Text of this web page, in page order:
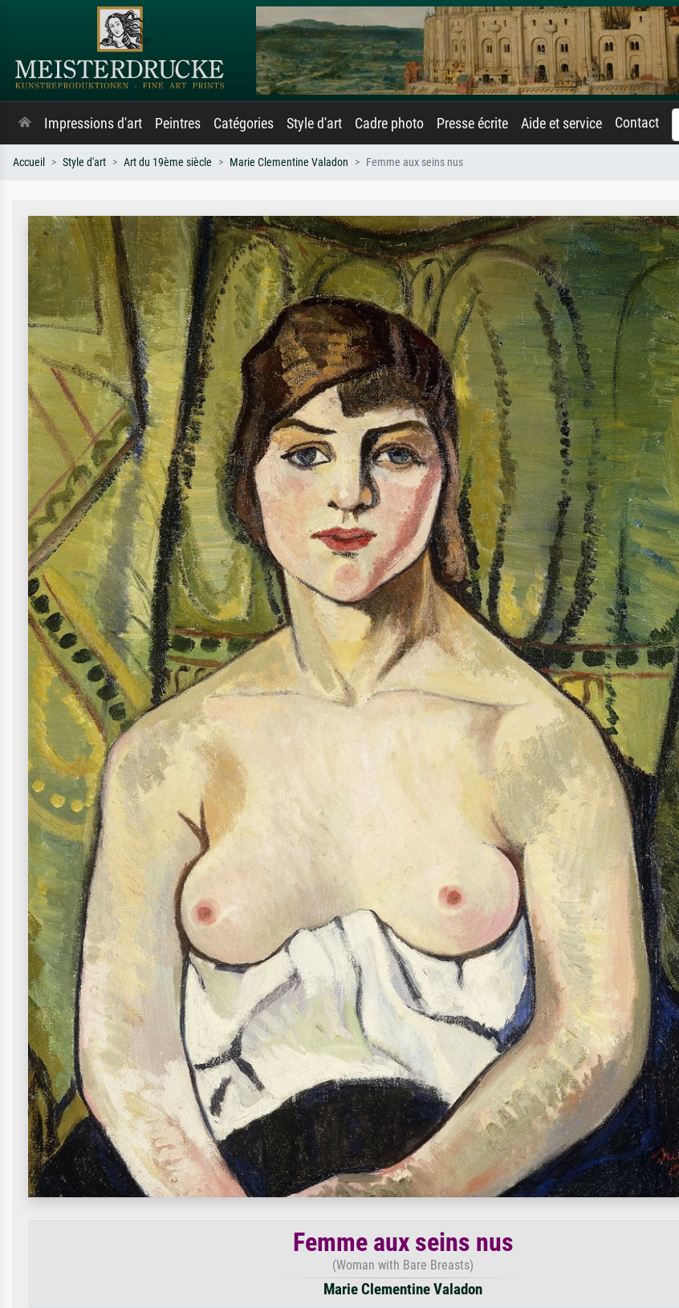
Impressions d'art Peintres Catégories Style d'art Cadre photo Presse écrite Aide et service Contact
Accueil Style d'art Art du 19ème siècle Marie Clementine Valadon Femme aux seins nus
Femme aux seins nus
(Woman with Bare Breasts)
Marie Clementine Valadon